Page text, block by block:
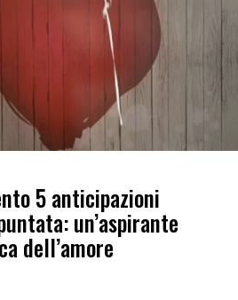
5 anticipazioni
un’aspirante
dell’amore